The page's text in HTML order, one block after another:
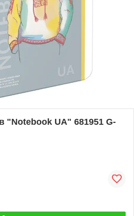
"Notebook UA" 681951 G-